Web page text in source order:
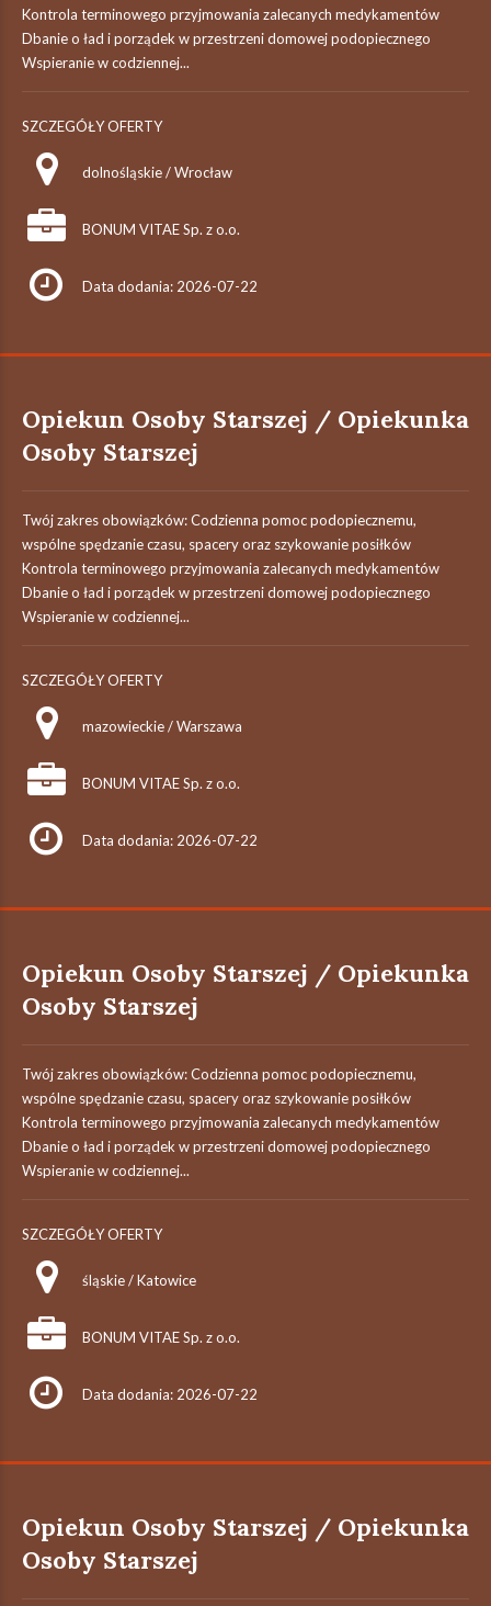
Kontrola terminowego przyjmowania zalecanych medykamentów
Dbanie o ład i porządek w przestrzeni domowej podopiecznego
Wspieranie w codziennej...
SZCZEGÓŁY OFERTY
dolnośląskie / Wrocław
BONUM VITAE Sp. z o.o.
Data dodania: 2026-07-22
Opiekun Osoby Starszej / Opiekunka
Osoby Starszej
Twój zakres obowiązków: Codzienna pomoc podopiecznemu,
wspólne spędzanie czasu, spacery oraz szykowanie posiłków
Kontrola terminowego przyjmowania zalecanych medykamentów
Dbanie o ład i porządek w przestrzeni domowej podopiecznego
Wspieranie w codziennej...
SZCZEGÓŁY OFERTY
mazowieckie / Warszawa
BONUM VITAE Sp. z o.o.
Data dodania: 2026-07-22
Opiekun Osoby Starszej / Opiekunka
Osoby Starszej
Twój zakres obowiązków: Codzienna pomoc podopiecznemu,
wspólne spędzanie czasu, spacery oraz szykowanie posiłków
Kontrola terminowego przyjmowania zalecanych medykamentów
Dbanie o ład i porządek w przestrzeni domowej podopiecznego
Wspieranie w codziennej...
SZCZEGÓŁY OFERTY
śląskie / Katowice
BONUM VITAE Sp. z o.o.
Data dodania: 2026-07-22
Opiekun Osoby Starszej / Opiekunka
Osoby Starszej